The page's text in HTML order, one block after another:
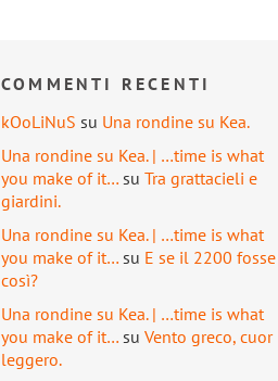
COMMENTI RECENTI
kOoLiNuS su Una rondine su Kea.
Una rondine su Kea. | …time is what
you make of it… su Tra grattacieli e
giardini.
Una rondine su Kea. | …time is what
you make of it… su E se il 2200 fosse
così?
Una rondine su Kea. | …time is what
you make of it… su Vento greco, cuor
leggero.